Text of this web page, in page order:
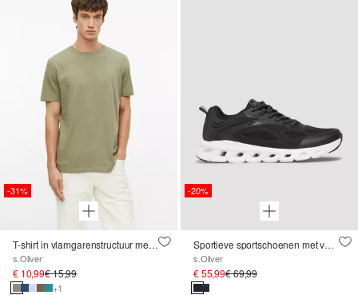
-31%
T-shirt in vlamgarenstructuur met logodetail
s.Oliver
€ 10,99€ 15,99
+1
-20%
Sportieve sportschoenen met veters
s.Oliver
€ 55,99€ 69,99